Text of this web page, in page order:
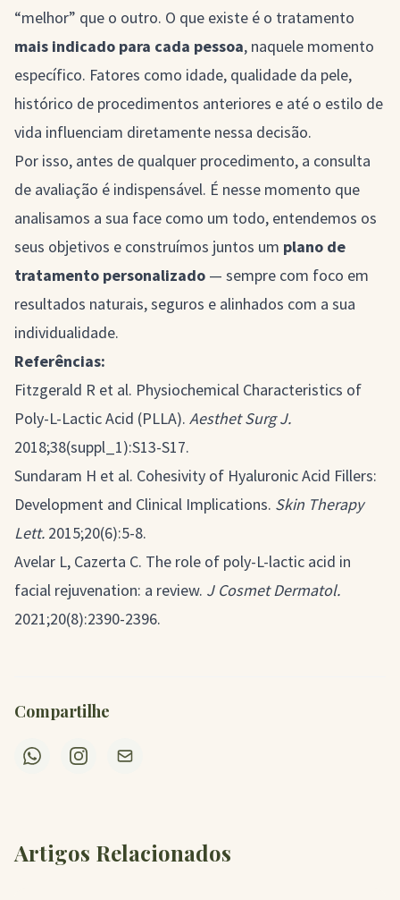
“melhor” que o outro. O que existe é o tratamento
mais indicado para cada pessoa, naquele momento
específico. Fatores como idade, qualidade da pele,
histórico de procedimentos anteriores e até o estilo de
vida influenciam diretamente nessa decisão.
Por isso, antes de qualquer procedimento, a consulta
de avaliação é indispensável. É nesse momento que
analisamos a sua face como um todo, entendemos os
seus objetivos e construímos juntos um plano de
tratamento personalizado — sempre com foco em
resultados naturais, seguros e alinhados com a sua
individualidade.
Referências:
Fitzgerald R et al. Physiochemical Characteristics of
Poly-L-Lactic Acid (PLLA). Aesthet Surg J.
2018;38(suppl_1):S13-S17.
Sundaram H et al. Cohesivity of Hyaluronic Acid Fillers:
Development and Clinical Implications. Skin Therapy
Lett. 2015;20(6):5-8.
Avelar L, Cazerta C. The role of poly-L-lactic acid in
facial rejuvenation: a review. J Cosmet Dermatol.
2021;20(8):2390-2396.
Compartilhe
Artigos Relacionados